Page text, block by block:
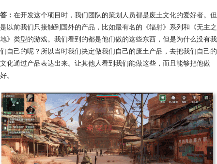
答： 在开发这个项目时，我们团队的策划人员都是废土文化的爱好者。但
是以前我们只接触到国外的产品，比如最有名的《辐射》系列和《无主之
地》类型的游戏。我们看到的都是他们做的这些东西，但是为什么没有我
们自己的呢？所以当时我们决定做我们自己的废土产品，去把我们自己的
文化通过产品表达出来。让其他人看到我们能做这些，而且能够把他做
好。